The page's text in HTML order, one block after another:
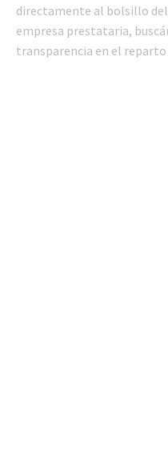
directamente al bolsillo del
empresa prestataria,
transparencia en el reparto